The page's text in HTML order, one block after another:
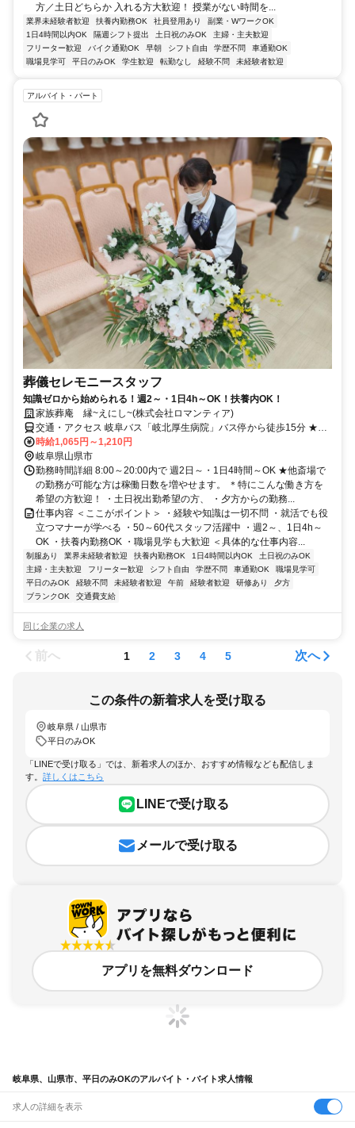
方／土日どちらか 入れる方大歓迎！ 授業がない時間を...
業界未経験者歓迎 扶養内勤務OK 社員登用あり
副業・WワークOK
1日4時間以内OK
隔週シフト提出 土日祝のみOK
主婦・主夫歓迎
フリーター歓迎
バイク通勤OK 早朝 シフト自由 学歴不問
車通勤OK
職場見学可
平日のみOK 学生歓迎 転勤なし 経験不問 未経験者歓迎
アルバイト・パート
葬儀セレモニースタッフ
知識ゼロから始められる！週2～・1日4h～OK！扶養内OK！
家族葬庵 縁~えにし~(株式会社ロマンティア)
交通・アクセス 岐阜バス「岐北厚生病院」バス停から徒歩15分 ★車
通勤OK
時給1,065円～1,210円
岐阜県山県市
勤務時間詳細 8:00～20:00内で 週2日～・1日4時間～OK ★他斎場で
の勤務が可能な方は稼働日数を増やせます。 ＊特にこんな働き方を
希望の方歓迎！ ・土日祝出勤希望の方、 ・夕方からの勤務...
仕事内容 ＜ここがポイント＞ ・経験や知識は一切不問 ・就活でも役
立つマナーが学べる ・50～60代スタッフ活躍中 ・週2～、1日4h～
OK ・扶養内勤務OK ・職場見学も大歓迎 ＜具体的な仕事内容...
制服あり 業界未経験者歓迎 扶養内勤務OK 1日4時間以内OK
土日祝のみOK
主婦・主夫歓迎
フリーター歓迎 シフト自由 学歴不問 車通勤OK
職場見学可
平日のみOK
経験不問 未経験者歓迎 午前 経験者歓迎 研修あり
夕方
ブランクOK
交通費支給
同じ企業の求人
前へ 1 2 3 4 5 次へ
この条件の新着求人を受け取る
岐阜県 / 山県市
平日のみOK
「LINEで受け取る」では、新着求人のほか、おすすめ情報なども配信しま
す。 詳しくはこちら
LINEで受け取る
メールで受け取る
アプリを無料ダウンロード
岐阜県、山県市、平日のみOKのアルバイト・バイト求人情報
求人の詳細を表示